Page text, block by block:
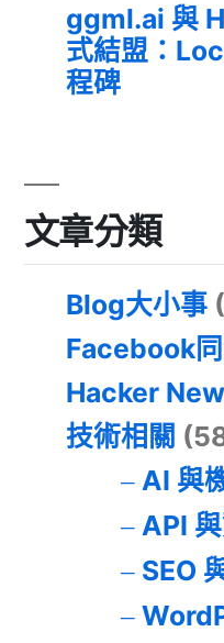
ggml.ai 與
式結盟：
程碑
文章分類
Blog大小事
Facebook
Hacker
技術相關
AI 與
API
SEO